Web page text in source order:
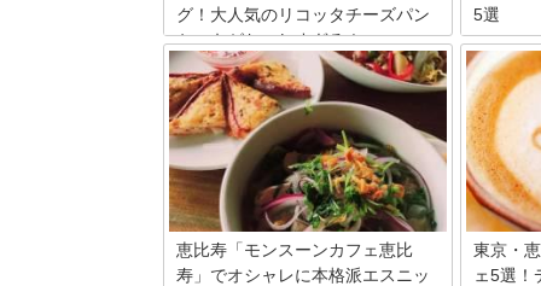
グ！大人気のリコッタチーズパン
ケーキがおいしすぎる！
代官山に来たら是非足を運んでもらいた
い平野顕子がプロデュースするアップル
パイとスイーツのお店。こちらのお店で
特におすすめなのはパンケーキ。朝食に
ふわふわリコッタチーズパンケーキはい
かがでしょう？
5選
住みたい
恵比寿
トロな建
な街に合
わってき
駅周辺で
介！朝・
間カフェ
見逃しな
恵比寿「モンスーンカフェ恵比
寿」でオシャレに本格派エスニッ
東京・
ェ5選！